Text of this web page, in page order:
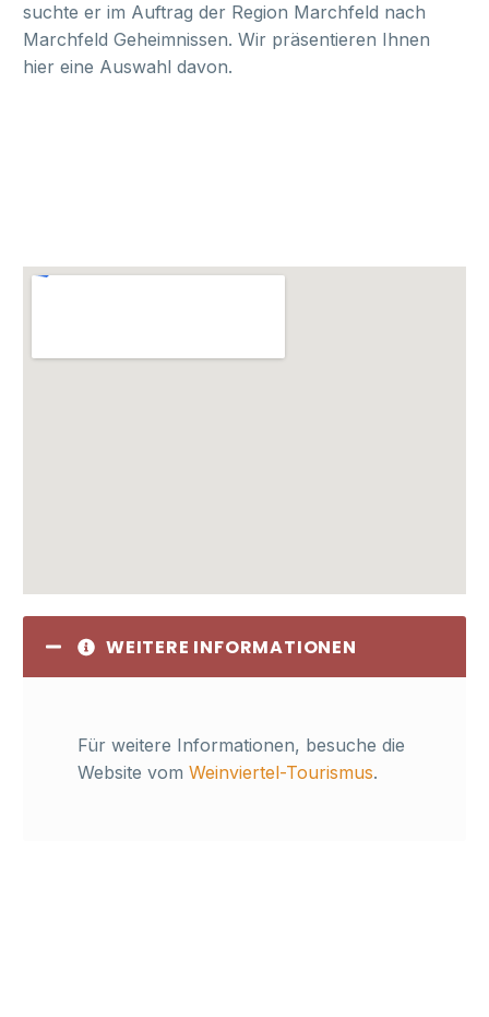
suchte er im Auftrag der Region Marchfeld nach
Marchfeld Geheimnissen. Wir präsentieren Ihnen
hier eine Auswahl davon.
WEITERE INFORMATIONEN
Für weitere Informationen, besuche die
Website vom Weinviertel-Tourismus.